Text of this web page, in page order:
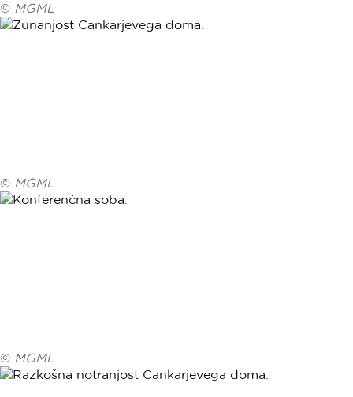
© MGML
© MGML
© MGML